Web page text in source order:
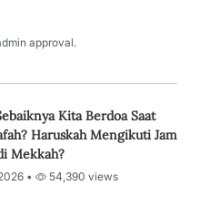
approval.
Kita Berdoa Saat
Haruskah Mengikuti Jam
Mekkah?
• 54,390 views